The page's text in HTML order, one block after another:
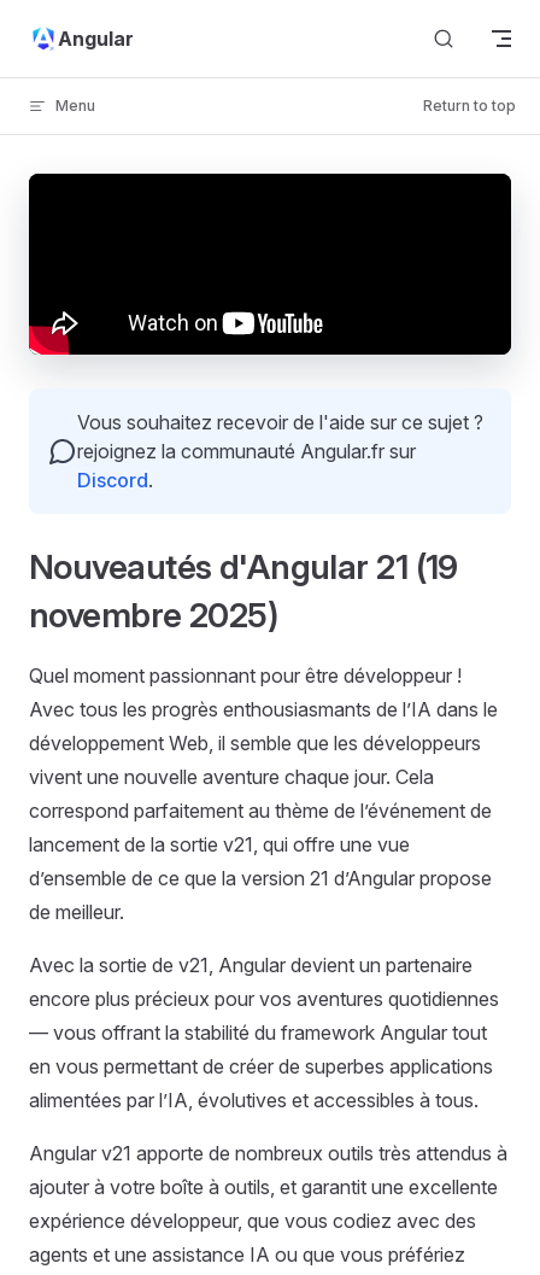
Skip to content
Angular
Menu Return to top
Vous souhaitez recevoir de l'aide sur ce sujet ?
rejoignez la communauté Angular.fr sur
Discord.
Nouveautés d'Angular 21 (19
novembre 2025)
Quel moment passionnant pour être développeur !
Avec tous les progrès enthousiasmants de l’IA dans le
développement Web, il semble que les développeurs
vivent une nouvelle aventure chaque jour. Cela
correspond parfaitement au thème de l’événement de
lancement de la sortie v21, qui offre une vue
d’ensemble de ce que la version 21 d’Angular propose
de meilleur.
Avec la sortie de v21, Angular devient un partenaire
encore plus précieux pour vos aventures quotidiennes
— vous offrant la stabilité du framework Angular tout
en vous permettant de créer de superbes applications
alimentées par l’IA, évolutives et accessibles à tous.
Angular v21 apporte de nombreux outils très attendus à
ajouter à votre boîte à outils, et garantit une excellente
expérience développeur, que vous codiez avec des
agents et une assistance IA ou que vous préfériez